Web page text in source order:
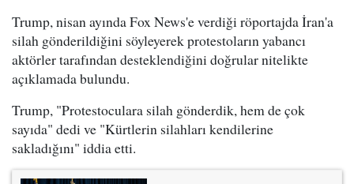
Trump, nisan ayında Fox News'e verdiği röportajda İran'a
silah gönderildiğini söyleyerek protestoların yabancı
aktörler tarafından desteklendiğini doğrular nitelikte
açıklamada bulundu.
Trump, "Protestoculara silah gönderdik, hem de çok
sayıda" dedi ve "Kürtlerin silahları kendilerine
sakladığını" iddia etti.